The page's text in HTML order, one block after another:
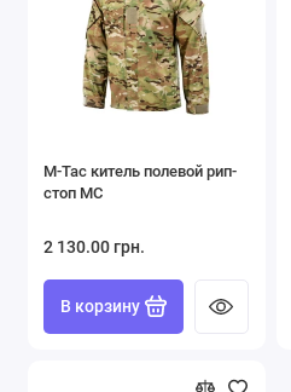
M-Tac китель полевой рип-
стоп MC
2 130.00 грн.
В корзину